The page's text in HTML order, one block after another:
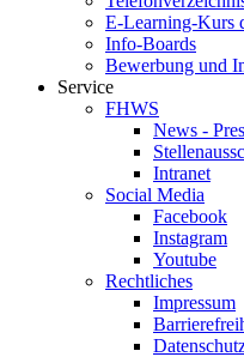
E-Learning-Kurs
Info-Boards
Bewerbung und
Service
FHWS
News -
Intranet
Social Media
Facebook
Instagram
Youtube
Rechtliches
Impressum